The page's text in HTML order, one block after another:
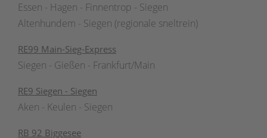
Essen - Hagen - Finnentrop - Siegen
Altenhundem - Siegen (regionale sneltrein)
RE99 Main-Sieg-Express
Siegen - Gießen - Frankfurt/Main
RE9 Siegen - Siegen
Aken - Keulen - Siegen
RB 92 Biggesee